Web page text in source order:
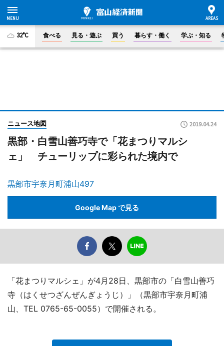
32°C 食べる 見る・遊ぶ 買う 暮らす・働く 学ぶ・知る
ニュース地図 2019.04.24
黒部・白雪山善巧寺で「花まつりマルシ
ェ」 チューリップに彩られた境内で
黒部市宇奈月町浦山497
Google Map で見る
「花まつりマルシェ」が4月28日、黒部市の「白雪山善巧
寺（はくせつざんぜんぎょうじ）」（黒部市宇奈月町浦
山、TEL 0765-65-0055）で開催される。